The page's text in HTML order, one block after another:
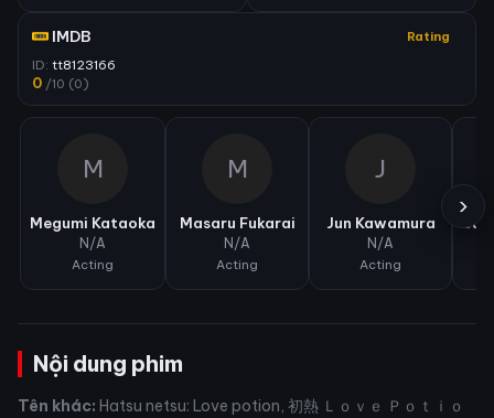
IMDB Rating
ID: tt8123166
0 /10 (0)
M
Megumi Kataoka
N/A
Acting
M
Masaru Fukarai
N/A
Acting
J
Jun Kawamura
N/A
Acting
›
Nội dung phim
Tên khác: Hatsu netsu: Love potion, 初熱 Ｌｏｖｅ Ｐｏｔｉｏ